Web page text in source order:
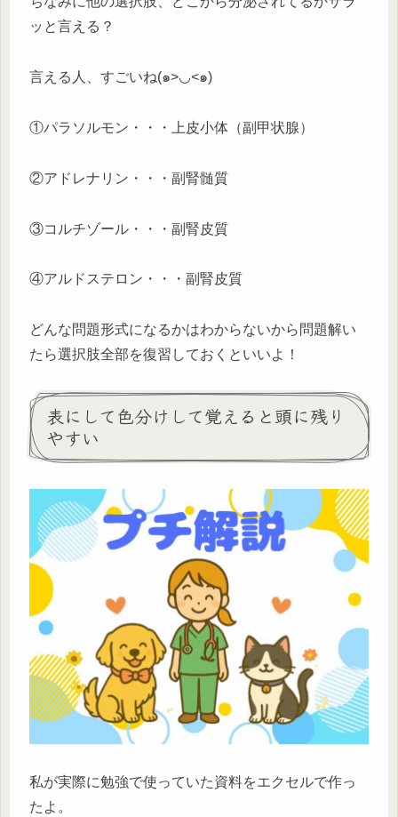
ッと言える？
言える人、すごいね(๑>◡<๑)
①パラソルモン・・・上皮小体（副甲状腺）
②アドレナリン・・・副腎髄質
③コルチゾール・・・副腎皮質
④アルドステロン・・・副腎皮質
どんな問題形式になるかはわからないから問題解い
たら選択肢全部を復習しておくといいよ！
表にして色分けして覚えると頭に残り
やすい
私が実際に勉強で使っていた資料をエクセルで作っ
たよ。